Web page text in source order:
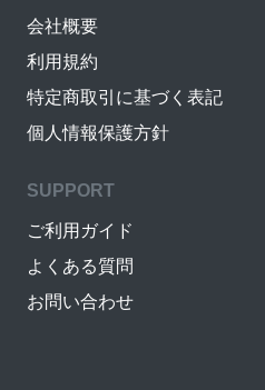
会社概要
利用規約
特定商取引に基づく表記
個人情報保護方針
SUPPORT
ご利用ガイド
よくある質問
お問い合わせ